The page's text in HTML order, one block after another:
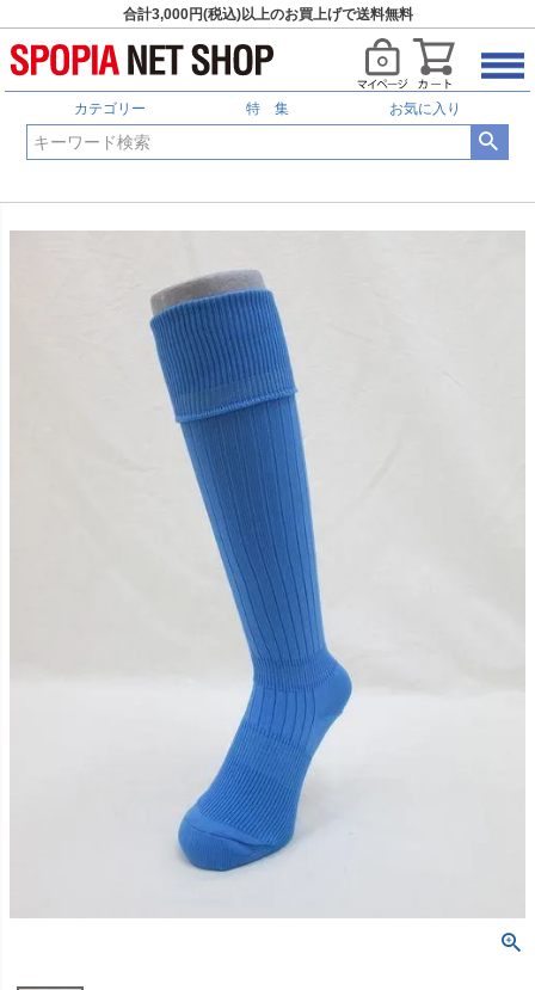
合計3,000円(税込)以上のお買上げで送料無料
カテゴリー 特 集 お気に入り